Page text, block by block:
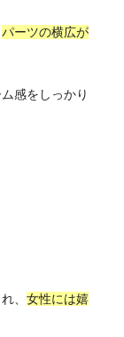
パーツの横広が
感をしっかり
、 女性には嬉